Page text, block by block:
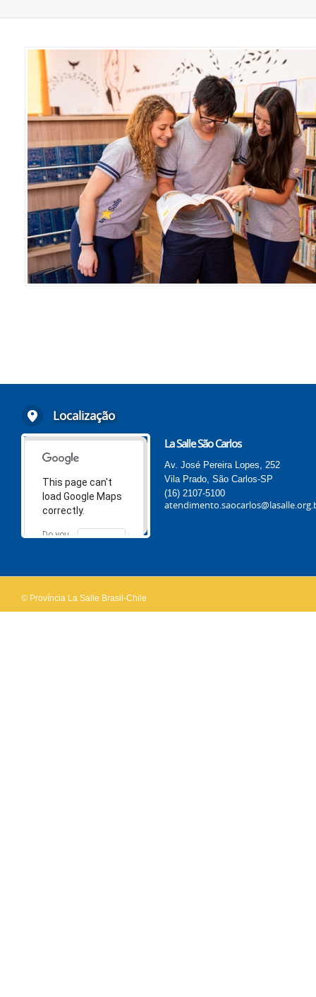
Localização
This page can't
load Google Maps
correctly.
Do you
OK
La Salle São Carlos
Av. José Pereira Lopes, 252
Vila Prado, São Carlos-SP
(16) 2107-5100
© Província La Salle Brasil-Chile